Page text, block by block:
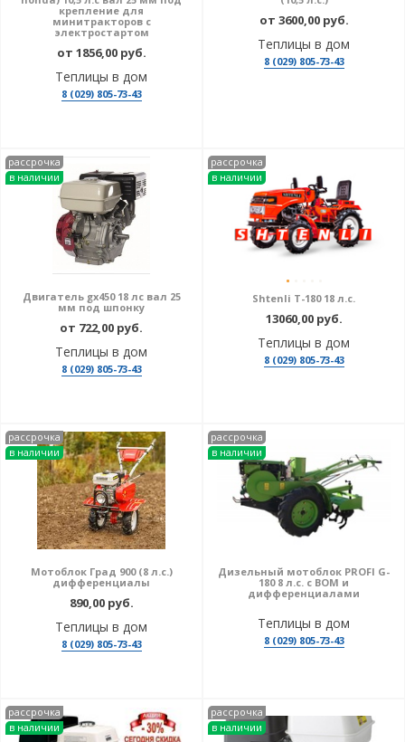
крепление для
минитракторов с
электростартом
от 1856,00 руб.
Теплицы в дом
8 (029) 805-73-43
от 3600,00 руб.
Теплицы в дом
8 (029) 805-73-43
рассрочка
в наличии
Двигатель gx450 18 лс вал 25
мм под шпонку
от 722,00 руб.
Теплицы в дом
8 (029) 805-73-43
рассрочка
в наличии
Shtenli T-180 18 л.с.
13060,00 руб.
Теплицы в дом
8 (029) 805-73-43
рассрочка
в наличии
Мотоблок Град 900 (8 л.с.)
дифференциалы
890,00 руб.
Теплицы в дом
8 (029) 805-73-43
рассрочка
в наличии
Дизельный мотоблок PROFI G-
180 8 л.с. с ВОМ и
дифференциалами
Теплицы в дом
8 (029) 805-73-43
рассрочка
в наличии
рассрочка
в наличии